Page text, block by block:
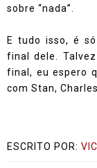
sobre “nada”.
E tudo isso, é
final dele.
final, eu espero
com Stan,
ESCRITO POR: